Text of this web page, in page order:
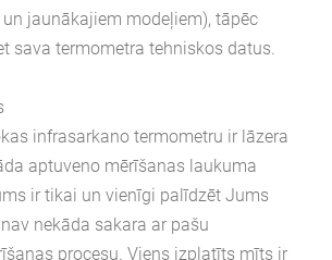
jaunākajiem modeļiem), tāpēc
sava termometra tehniskos datus.
infrasarkano termometru ir lāzera
aptuveno mērīšanas laukuma
ir tikai un vienīgi palīdzēt Jums
nekāda sakara ar pašu
procesu. Viens izplatīts mīts ir